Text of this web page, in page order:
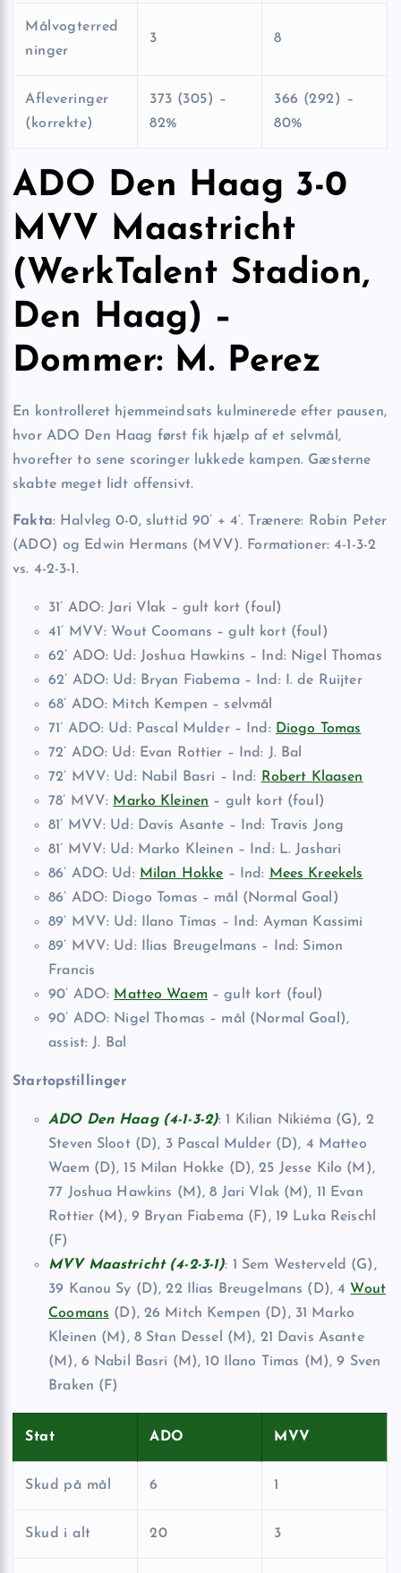
Målvogterred
ninger
3 8
Afleveringer
(korrekte)
373 (305) –
82%
366 (292) –
80%
ADO Den Haag 3-0
MVV Maastricht
(WerkTalent Stadion,
Den Haag) –
Dommer: M. Perez
En kontrolleret hjemmeindsats kulminerede efter pausen,
hvor ADO Den Haag først fik hjælp af et selvmål,
hvorefter to sene scoringer lukkede kampen. Gæsterne
skabte meget lidt offensivt.
Fakta: Halvleg 0-0, sluttid 90’ + 4’. Trænere: Robin Peter
(ADO) og Edwin Hermans (MVV). Formationer: 4-1-3-2
vs. 4-2-3-1.
31’ ADO: Jari Vlak – gult kort (foul)
41’ MVV: Wout Coomans – gult kort (foul)
62’ ADO: Ud: Joshua Hawkins – Ind: Nigel Thomas
62’ ADO: Ud: Bryan Fiabema – Ind: I. de Ruijter
68’ ADO: Mitch Kempen – selvmål
71’ ADO: Ud: Pascal Mulder – Ind: Diogo Tomas
72’ ADO: Ud: Evan Rottier – Ind: J. Bal
72’ MVV: Ud: Nabil Basri – Ind: Robert Klaasen
78’ MVV: Marko Kleinen – gult kort (foul)
81’ MVV: Ud: Davis Asante – Ind: Travis Jong
81’ MVV: Ud: Marko Kleinen – Ind: L. Jashari
86’ ADO: Ud: Milan Hokke – Ind: Mees Kreekels
86’ ADO: Diogo Tomas – mål (Normal Goal)
89’ MVV: Ud: Ilano Timas – Ind: Ayman Kassimi
89’ MVV: Ud: Ilias Breugelmans – Ind: Simon
Francis
90’ ADO: Matteo Waem – gult kort (foul)
90’ ADO: Nigel Thomas – mål (Normal Goal),
assist: J. Bal
Startopstillinger
ADO Den Haag (4-1-3-2): 1 Kilian Nikiéma (G), 2
Steven Sloot (D), 3 Pascal Mulder (D), 4 Matteo
Waem (D), 15 Milan Hokke (D), 25 Jesse Kilo (M),
77 Joshua Hawkins (M), 8 Jari Vlak (M), 11 Evan
Rottier (M), 9 Bryan Fiabema (F), 19 Luka Reischl
(F)
MVV Maastricht (4-2-3-1): 1 Sem Westerveld (G),
39 Kanou Sy (D), 22 Ilias Breugelmans (D), 4 Wout
Coomans (D), 26 Mitch Kempen (D), 31 Marko
Kleinen (M), 8 Stan Dessel (M), 21 Davis Asante
(M), 6 Nabil Basri (M), 10 Ilano Timas (M), 9 Sven
Braken (F)
Stat ADO MVV
Skud på mål 6 1
Skud i alt 20 3